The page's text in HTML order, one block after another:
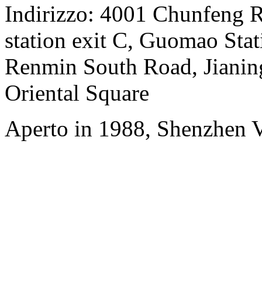
Indirizzo: 4001 Chunfeng
station exit C, Guomao
Renmin South Road,
Oriental Square
Aperto in 1988, Shenzhen